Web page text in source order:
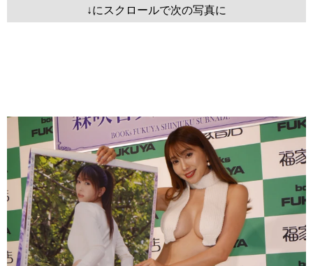
↓にスクロールで次の写真に